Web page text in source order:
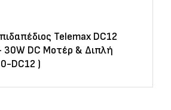
Telemax DC12
DC Μοτέρ & Διπλή
DC12 )